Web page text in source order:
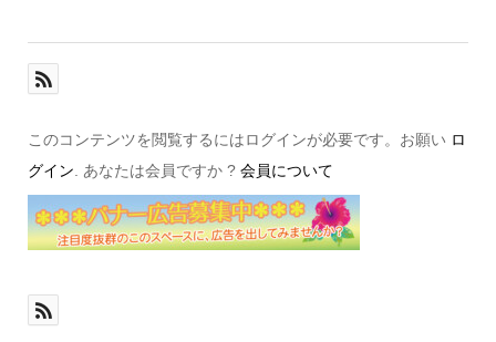
このコンテンツを閲覧するにはログインが必要です。お願い ロ
グイン . あなたは会員ですか ? 会員について